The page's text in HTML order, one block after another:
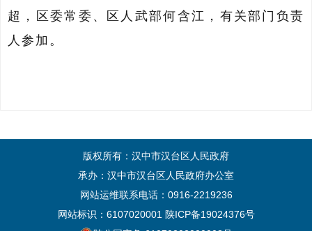
超，区委常委、区人武部何含江 ，有关部门负责
人参加。
版权所有：汉中市汉台区人民政府
承办：汉中市汉台区人民政府办公室
网站运维联系电话：0916-2219236
网站标识：6107020001 陕ICP备19024376号